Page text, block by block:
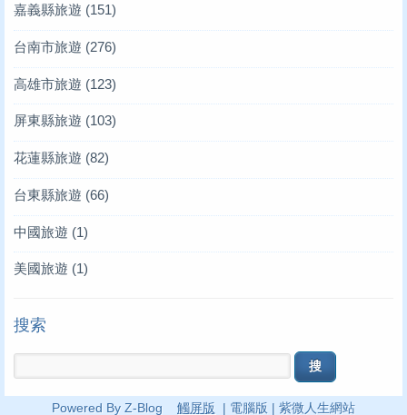
嘉義縣旅遊 (151)
台南市旅遊 (276)
高雄市旅遊 (123)
屏東縣旅遊 (103)
花蓮縣旅遊 (82)
台東縣旅遊 (66)
中國旅遊 (1)
美國旅遊 (1)
搜索
Powered By Z-Blog 觸屏版 | 電腦版 | 紫微人生網站